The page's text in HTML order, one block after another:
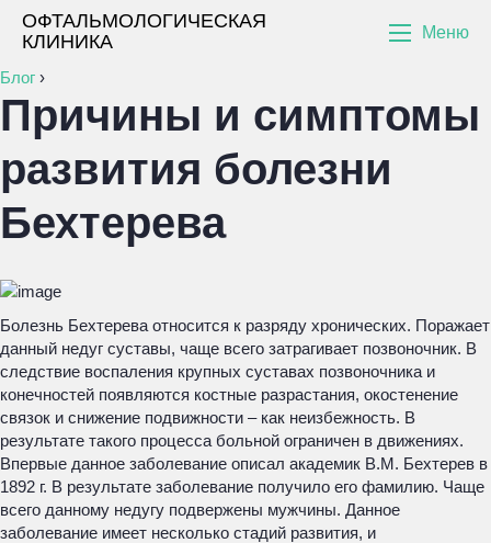
ОФТАЛЬМОЛОГИЧЕСКАЯ
КЛИНИКА
Меню
Блог ›
Причины и симптомы
развития болезни
Бехтерева
Болезнь Бехтерева относится к разряду хронических. Поражает
данный недуг суставы, чаще всего затрагивает позвоночник. В
следствие воспаления крупных суставах позвоночника и
конечностей появляются костные разрастания, окостенение
связок и снижение подвижности – как неизбежность. В
результате такого процесса больной ограничен в движениях.
Впервые данное заболевание описал академик В.М. Бехтерев в
1892 г. В результате заболевание получило его фамилию. Чаще
всего данному недугу подвержены мужчины. Данное
заболевание имеет несколько стадий развития, и